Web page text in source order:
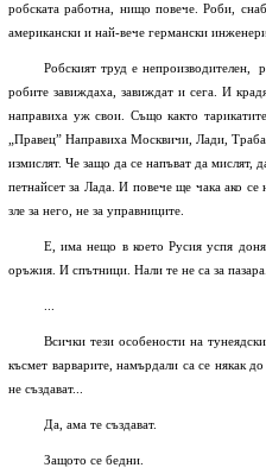
робската работна, нищо повече. Роби,
американски и най-вече германски
Робският труд е непроизводителен,
робите завиждаха, завиждат и сега. И
направиха уж свои. Също както
„Правец” Направиха Москвичи, Лади,
измислят. Че защо да се напъват да мислят,
петнайсет за Лада. И повече ще чака ако
зле за него, не за управниците.
Е, има нещо в което Русия успя
оръжия. И спътници. Нали те не са за
Всички тези особености на
късмет варварите, намърдали са се някак
не създават...
Да, ама те създават.
Защото се бедни.